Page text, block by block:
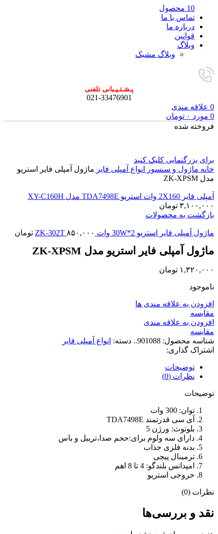
10 محصول
تماس با ما
درباره ما
قوانین
وبلاگ
وبلاگ مشبک
پـشـتـیـبانی تلفنی
021-33476901
0 علاقه مندی
0 مورد ۰ تومان
فروخته شده
برای بزرگنمایی کلیک کنید
خانه ماژول و سنسور انواع آمپلی فایر ماژول آمپلی فایر استریو
مدل ZK-XPSM
آمپلی فایر 2X160 وات استریو TDA7498E مدل XY-C160H
۳,۱۰۰,۰۰۰ تومان
بازگشت به محصولات
ماژول آمپلی فایر استریو 30W*2 وات ZK-302T ۸۵۰,۰۰۰ تومان
ماژول آمپلی فایر استریو مدل ZK-XPSM
۱,۳۲۰,۰۰۰ تومان
ناموجود
افزودن به علاقه مندی ها
مقايسه
افزودن به علاقه مندی
مقایسه
شناسه محصول: 901088.. دسته: انواع آمپلی فایر
اشتراک گذاری:
توضیحات
نظرات (0)
توضیحات
توان: 300 وات
آی سی قدرتمند TDA7498E
بلوتوث: ورژن 5
دارای سه ولوم برای:حجم صدا،تریبل و باس
بدنه فلزی جذاب
ترمینال پیچی
امپدانس بلندگو: 4 تا 8 اهم
خروجی استریو
نظرات (0)
نقد و بررسی‌ها